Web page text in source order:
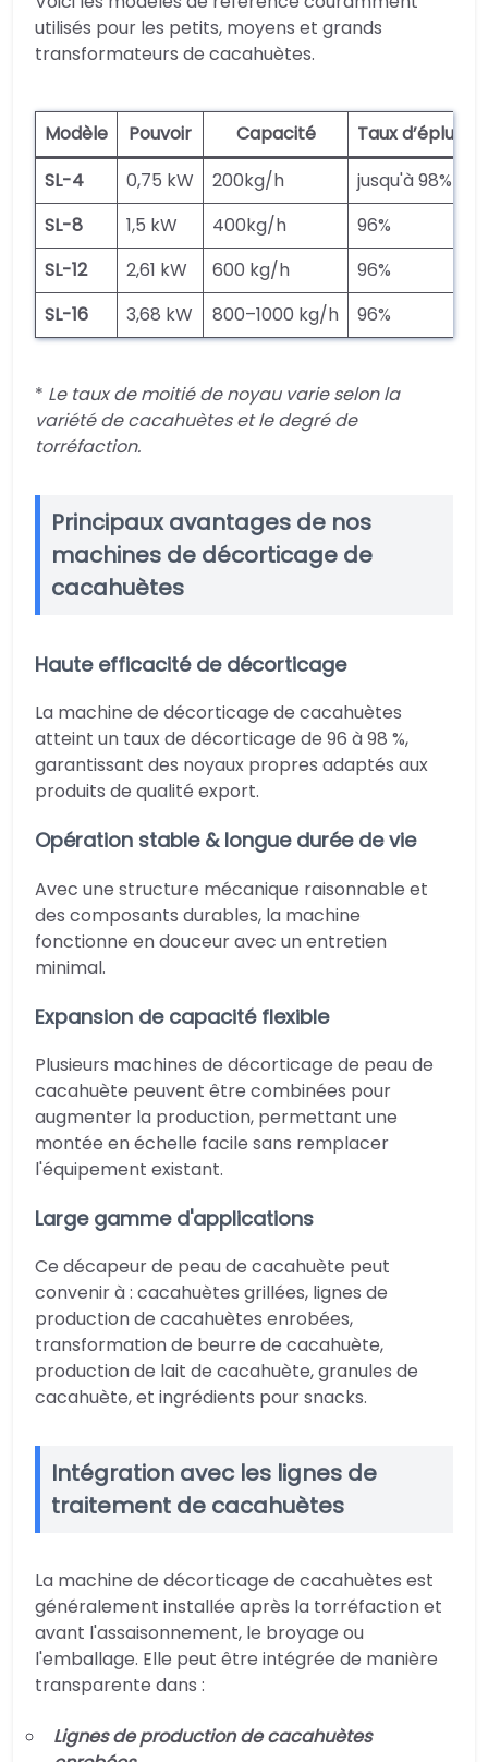
utilisés pour les petits, moyens et grands
transformateurs de cacahuètes.
Modèle Pouvoir Capacité
Taux
SL-4
0,75 kW 200kg/h
jusqu'à 98%
SL-8
1,5 kW 400kg/h
96%
SL-12
2,61 kW 600 kg/h
96%
SL-16
3,68 kW 800–1000 kg/h 96%
* Le taux de moitié de noyau varie selon la
variété de cacahuètes et le degré de
torréfaction.
Principaux avantages de nos
machines de décorticage de
cacahuètes
Haute efficacité de décorticage
La machine de décorticage de cacahuètes
atteint un taux de décorticage de 96 à 98 %,
garantissant des noyaux propres adaptés aux
produits de qualité export.
Opération stable & longue durée de vie
Avec une structure mécanique raisonnable et
des composants durables, la machine
fonctionne en douceur avec un entretien
minimal.
Expansion de capacité flexible
Plusieurs machines de décorticage de peau de
cacahuète peuvent être combinées pour
augmenter la production, permettant une
montée en échelle facile sans remplacer
l'équipement existant.
Large gamme d'applications
Ce décapeur de peau de cacahuète peut
convenir à : cacahuètes grillées, lignes de
production de cacahuètes enrobées,
transformation de beurre de cacahuète,
production de lait de cacahuète, granules de
cacahuète, et ingrédients pour snacks.
Intégration avec les lignes de
traitement de cacahuètes
La machine de décorticage de cacahuètes est
généralement installée après la torréfaction et
avant l'assaisonnement, le broyage ou
l'emballage. Elle peut être intégrée de manière
transparente dans :
Lignes de production de cacahuètes